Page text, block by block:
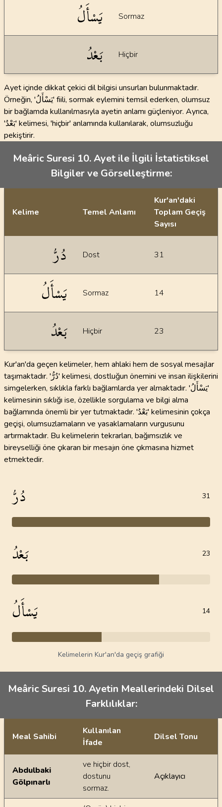
يَسْأَلُ Sormaz
بَعْدُ Hiçbir
Ayet içinde dikkat çekici dil bilgisi unsurları bulunmaktadır.
Örneğin, 'يَسْأَلُ' fiili, sormak eylemini temsil ederken, olumsuz
bir bağlamda kullanılmasıyla ayetin anlamı güçleniyor. Ayrıca,
'بَعْدُ' kelimesi, 'hiçbir' anlamında kullanılarak, olumsuzluğu
pekiştirir.
Meâric Suresi 10. Ayet ile İlgili İstatistiksel
Bilgiler ve Görselleştirme:
Kelime Temel Anlamı
Kur'an'daki
Toplam Geçiş
Sayısı
دُرُّ Dost 31
يَسْأَلُ Sormaz 14
بَعْدُ Hiçbir 23
Kur'an'da geçen kelimeler, hem ahlaki hem de sosyal mesajlar
taşımaktadır. 'دُرُّ' kelimesi, dostluğun önemini ve insan ilişkilerini
simgelerken, sıklıkla farklı bağlamlarda yer almaktadır. 'يَسْأَلُ'
kelimesinin sıklığı ise, özellikle sorgulama ve bilgi alma
bağlamında önemli bir yer tutmaktadır. 'بَعْدُ' kelimesinin çokça
geçişi, olumsuzlamaların ve yasaklamaların vurgusunu
artırmaktadır. Bu kelimelerin tekrarları, bağımsızlık ve
bireyselliği öne çıkaran bir mesajın öne çıkmasına hizmet
etmektedir.
دُرُّ 31
بَعْدُ 23
يَسْأَلُ 14
Kelimelerin Kur'an'da geçiş grafiği
Meâric Suresi 10. Ayetin Meallerindeki Dilsel
Farklılıklar:
Ayetin meallerindeki dilsel farklılıklar
Meal Sahibi
Kullanılan
İfade
Dilsel Tonu
Abdulbaki
Gölpınarlı
ve hiçbir dost,
dostunu
sormaz.
Açıklayıcı